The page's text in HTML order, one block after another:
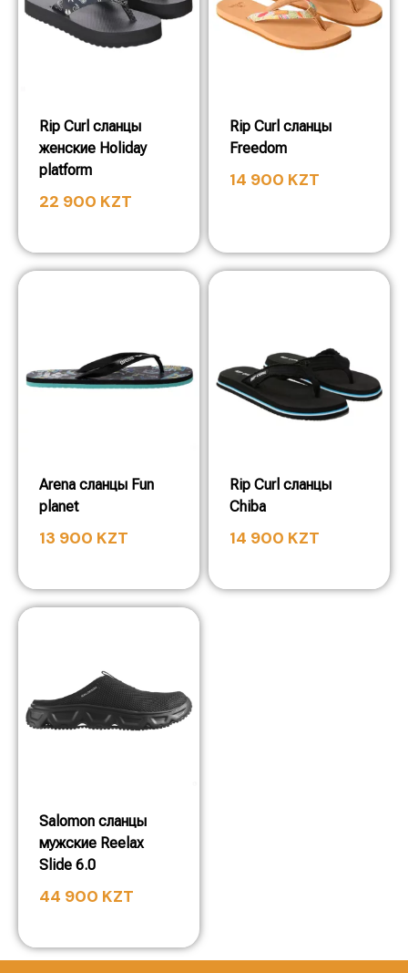
Rip Curl сланцы
женские Holiday
platform
22 900 KZT
Rip Curl сланцы
Freedom
14 900 KZT
Arena сланцы Fun
planet
13 900 KZT
Rip Curl сланцы
Chiba
14 900 KZT
Salomon сланцы
мужские Reelax
Slide 6.0
44 900 KZT